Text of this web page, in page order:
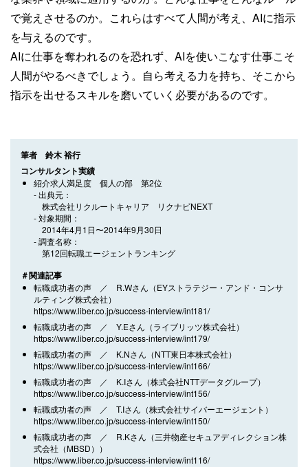
で覚えさせるのか。これらはすべて人間が考え、AIに指示
を与えるのです。
AIに仕事を奪われるのを恐れず、AIを使いこなす仕事こそ
人間がやるべきでしょう。自ら考える力を持ち、そこから
指示を出せるスキルを磨いていく必要があるのです。
筆者 鈴木 裕行
コンサルタント実績
紹介求人満足度 個人の部 第2位
出典元
株式会社リクルートキャリア リクナビNEXT
対象期間
2014年4月1日〜2014年9月30日
調査名称
第12回転職エージェントランキング
＃関連記事
転職成功者の声 ／ R.Wさん（EYストラテジー・アンド・コンサ
ルティング株式会社）
https://www.liber.co.jp/success-interview/int181/
転職成功者の声 ／ Y.Eさん（ライブリッツ株式会社）
https://www.liber.co.jp/success-interview/int179/
転職成功者の声 ／ K.Nさん（NTT東日本株式会社）
https://www.liber.co.jp/success-interview/int166/
転職成功者の声 ／ K.Iさん（株式会社NTTデータグループ）
https://www.liber.co.jp/success-interview/int156/
転職成功者の声 ／ T.Iさん（株式会社サイバーエージェント）
https://www.liber.co.jp/success-interview/int150/
転職成功者の声 ／ R.Kさん（三井物産セキュアディレクション株
式会社（MBSD））
https://www.liber.co.jp/success-interview/int116/